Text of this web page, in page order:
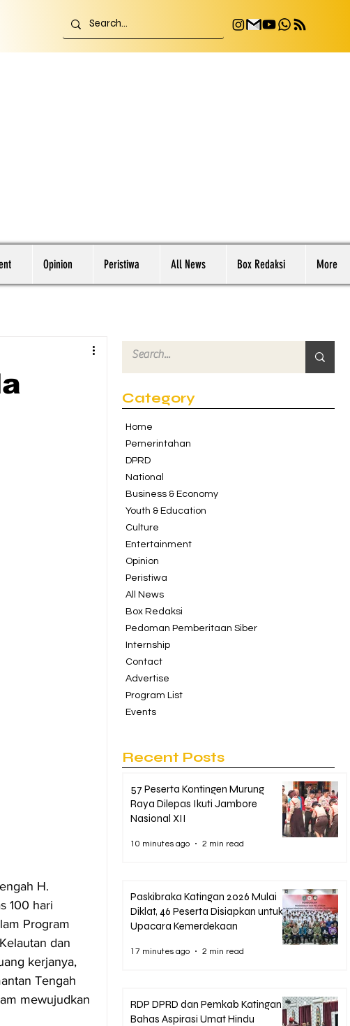
Opinion Peristiwa All News Box Redaksi More
H.
100 hari
Program
dan
kerjanya,
Tengah
mewujudkan
Category
Home
Pemerintahan
DPRD
National
Business & Economy
Youth & Education
Culture
Entertainment
Opinion
Peristiwa
All News
Box Redaksi
Pedoman Pemberitaan Siber
Internship
Contact
Advertise
Program List
Events
Recent Posts
57 Peserta Kontingen Murung
Raya Dilepas Ikuti Jambore
Nasional XII
10 minutes ago 2 min read
Paskibraka Katingan 2026 Mulai
Diklat, 46 Peserta Disiapkan untuk
Upacara Kemerdekaan
17 minutes ago 2 min read
RDP DPRD dan Pemkab Katingan
Bahas Aspirasi Umat Hindu